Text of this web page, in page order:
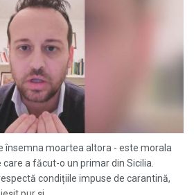
însemna moartea altora - este morala
a făcut-o un primar din Sicilia.
condițiile impuse de carantină,